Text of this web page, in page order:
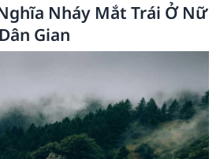
Nháy Mắt Trái Ở Nữ
Gian